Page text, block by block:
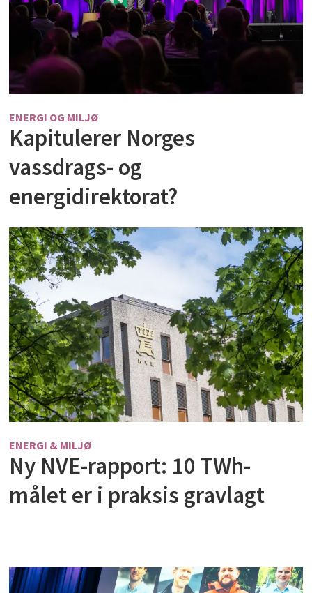
ENERGI OG MILJØ
Kapitulerer Norges
vassdrags- og
energidirektorat?
ENERGI & MILJØ
Ny NVE-rapport: 10 TWh-
målet er i praksis gravlagt